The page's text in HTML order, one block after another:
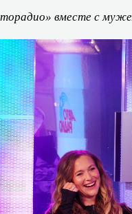
вместе с